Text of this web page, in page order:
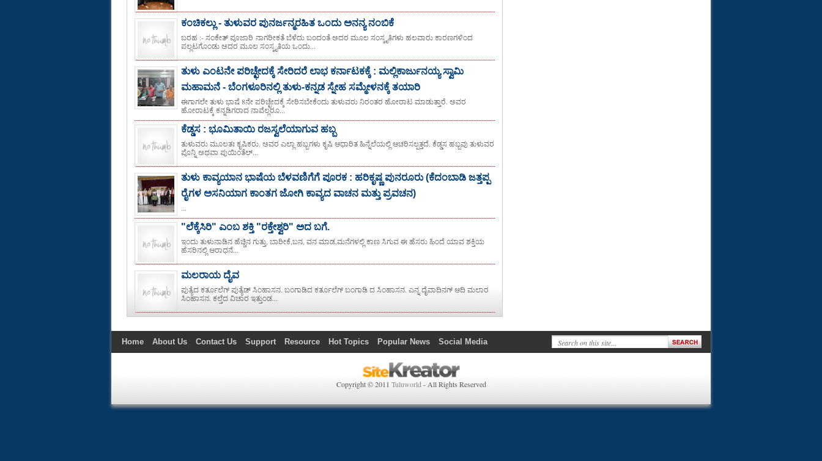
ಕಂಚಿಕಲ್ಲು - ತುಳುವರ ಪುನರ್ಜನ್ಮರಹಿತ ಒಂದು ಅನನ್ಯ ನಂಬಿಕೆ
ಬರಹ :- ಸಂಕೇತ್ ಪೂಜಾರಿ ನಾಗರೀಕತೆ ಬೆಳೆದು ಬಂದಂತೆ ಅದರ ಮೂಲ ಸಂಸ್ಕೃತಿಗಳು ಹಲವಾರು ಕಾರಣಗಳಿಂದ
ಪಲ್ಲಟಗೊಂಡು ಅದರ ಮೂಲ ಸಂಸ್ಕೃತಿಯ ಒಂದು...
ತುಳು ಎಂಟನೇ ಪರಿಚ್ಛೇದಕ್ಕೆ ಸೇರಿದರೆ ಲಾಭ ಕರ್ನಾಟಕಕ್ಕೆ : ಮಲ್ಲಿಕಾರ್ಜುನಯ್ಯ ಸ್ವಾಮಿ
ಮಹಾಮನೆ - ಬೆಂಗಳೂರಿನಲ್ಲಿ ತುಳು-ಕನ್ನಡ ಸ್ನೇಹ ಸಮ್ಮೇಳನಕ್ಕೆ ತಯಾರಿ
ಈಗಾಗಲೇ ತುಳು ಭಾಷೆ 8ನೇ ಪರಿಚ್ಛೇದಕ್ಕೆ ಸೇರಿಸಬೇಕೆಂದು ತುಳುವರು ನಿರಂತರ ಹೋರಾಟ ಮಾಡುತ್ತಾರೆ. ಅವರ
ಹೋರಾಟಕ್ಕೆ ಕನ್ನಡಿಗರಾದ ನಾವೆಲ್ಲರೂ...
ಕೆಡ್ಡಸ : ಭೂಮಿತಾಯಿ ರಜಸ್ವಲೆಯಾಗುವ ಹಬ್ಬ
ತುಳುವರು ಮೂಲತಃ ಕೃಷಿಕರು. ಅವರ ಎಲ್ಲಾ ಹಬ್ಬಗಳು ಕೃಷಿ ಆಧಾರಿತ ಹಿನ್ನೆಲೆಯಲ್ಲಿ ಆಚರಿಸಲ್ಪತ್ತದೆ. ಕೆಡ್ಡಸ ಹಬ್ಬವು ತುಳುವರ
ಪೊನ್ನಿ ಅಥವಾ ಪುಯಿಂತೆಲ್...
ತುಳು ಕಾವ್ಯಯಾನ ಭಾಷೆಯ ಬೆಳವಣಿಗೆಗೆ ಪೂರಕ : ಹರಿಕೃಷ್ಣ ಪುನರೂರು (ಕೆದಂಬಾಡಿ ಜತ್ತಪ್ಪ
ರೈಗಳ ಅಸನಿಯಾಗ ಕಾಂತಗ ಜೋಗಿ ಕಾವ್ಯದ ವಾಚನ ಮತ್ತು ಪ್ರವಚನ)
...
"ಲೆಕ್ಕೆಸಿರಿ" ಎಂಬ ಶಕ್ತಿ "ರಕ್ತೇಶ್ವರಿ" ಅದ ಬಗೆ.
ಇಂದು ತುಳುನಾಡಿನ ಹೆಚ್ಚಿನ ಗುತ್ತು, ಬಾರೀಕೆ,ಬನ, ವನ ಮಾಡ,ಮನೆಗಳಲ್ಲಿ ಕಾಣ ಸಿಗುವ ಈ ಹೆಸರು ಹಿಂದೆ ಯಾವ ಶಕ್ತಿಯ
ಹೆಸರಿನಲ್ಲಿ ಆರಾಧನೆ...
ಮಲರಾಯ ದೈವ
ಪುತ್ಯೆದ ಕರ್ತೂಲೆಗ್ ಪುತ್ಯೆಡ್ ಸಿಂಹಾಸನ. ಬಂಗಾಡಿದ ಕರ್ತೂಲೆಗ್ ಬಂಗಾಡಿ ದ ಸಿಂಹಾಸನ. ಎನ್ನ ದೈವಾದಿನಗ್ ಆದಿ ಮಲಾರ
ಸಿಂಹಾಸನ. ಕಲ್ತೆದ ವಿಚಾರ ಇತ್ತುಂಡ...
Home About Us Contact Us Support Resource Hot Topics Popular News Social Media
Copyright © 2011 Tuluworld- All Rights Reserved